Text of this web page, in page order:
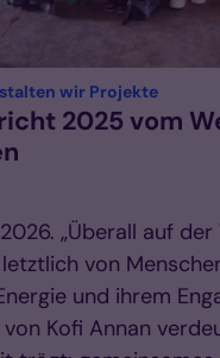
wir Projekte:
2025 vom
2026. „Überall auf
von
und ihrem
Kofi Annan